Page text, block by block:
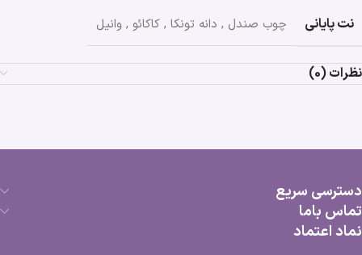
نت پایانی چوب صندل , دانه تونکا , کاکائو , وانیل
نظرات (0)
دسترسی سریع
تماس باما
نماد اعتماد